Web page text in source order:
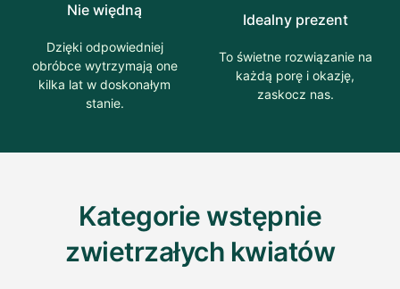
Nie więdną
Dzięki odpowiedniej
obróbce wytrzymają one
kilka lat w doskonałym
stanie.
Idealny prezent
To świetne rozwiązanie na
każdą porę i okazję,
zaskocz nas.
Kategorie wstępnie
zwietrzałych kwiatów